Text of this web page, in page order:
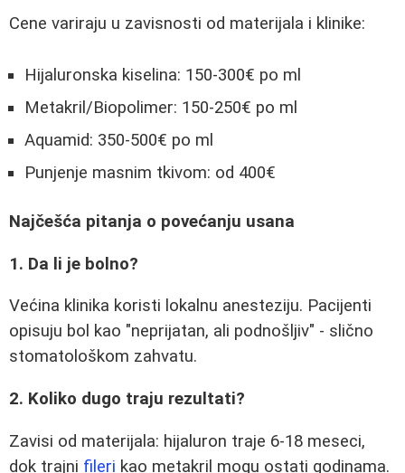
Cene variraju u zavisnosti od materijala i klinike:
Hijaluronska kiselina: 150-300€ po ml
Metakril/Biopolimer: 150-250€ po ml
Aquamid: 350-500€ po ml
Punjenje masnim tkivom: od 400€
Najčešća pitanja o povećanju usana
1. Da li je bolno?
Većina klinika koristi lokalnu anesteziju. Pacijenti
opisuju bol kao "neprijatan, ali podnošljiv" - slično
stomatološkom zahvatu.
2. Koliko dugo traju rezultati?
Zavisi od materijala: hijaluron traje 6-18 meseci,
dok trajni fileri kao metakril mogu ostati godinama.